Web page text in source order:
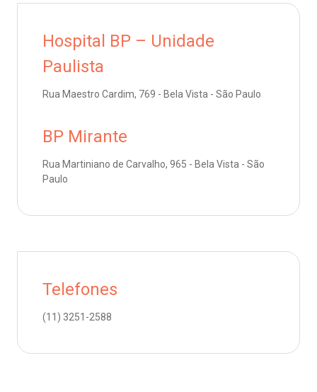
R. Colômbia, 332
CEP: 01438-000 | Jardim Paulista
São Paulo - SP
de Sangue
de órgãos
de cuidado
e perdidos
Hospital BP – Unidade
Paulista
Rua Maestro Cardim, 769 - Bela Vista - São Paulo
BP Mirante
Rua Martiniano de Carvalho, 965 - Bela Vista - São
Paulo
Telefones
(11) 3251-2588